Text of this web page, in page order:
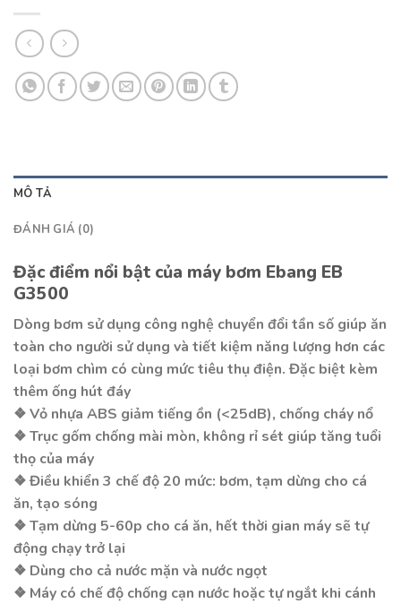
MÔ TẢ
ĐÁNH GIÁ (0)
Đặc điểm nổi bật của máy bơm Ebang EB
G3500
Dòng bơm sử dụng công nghệ chuyển đổi tần số giúp ăn
toàn cho người sử dụng và tiết kiệm năng lượng hơn các
loại bơm chìm có cùng mức tiêu thụ điện. Đặc biệt kèm
thêm ống hút đáy
❖ Vỏ nhựa ABS giảm tiếng ồn (<25dB), chống cháy nổ
❖ Trục gốm chống mài mòn, không rỉ sét giúp tăng tuổi
thọ của máy
❖ Điều khiển 3 chế độ 20 mức: bơm, tạm dừng cho cá
ăn, tạo sóng
❖ Tạm dừng 5-60p cho cá ăn, hết thời gian máy sẽ tự
động chạy trở lại
❖ Dùng cho cả nước mặn và nước ngọt
❖ Máy có chế độ chống cạn nước hoặc tự ngắt khi cánh